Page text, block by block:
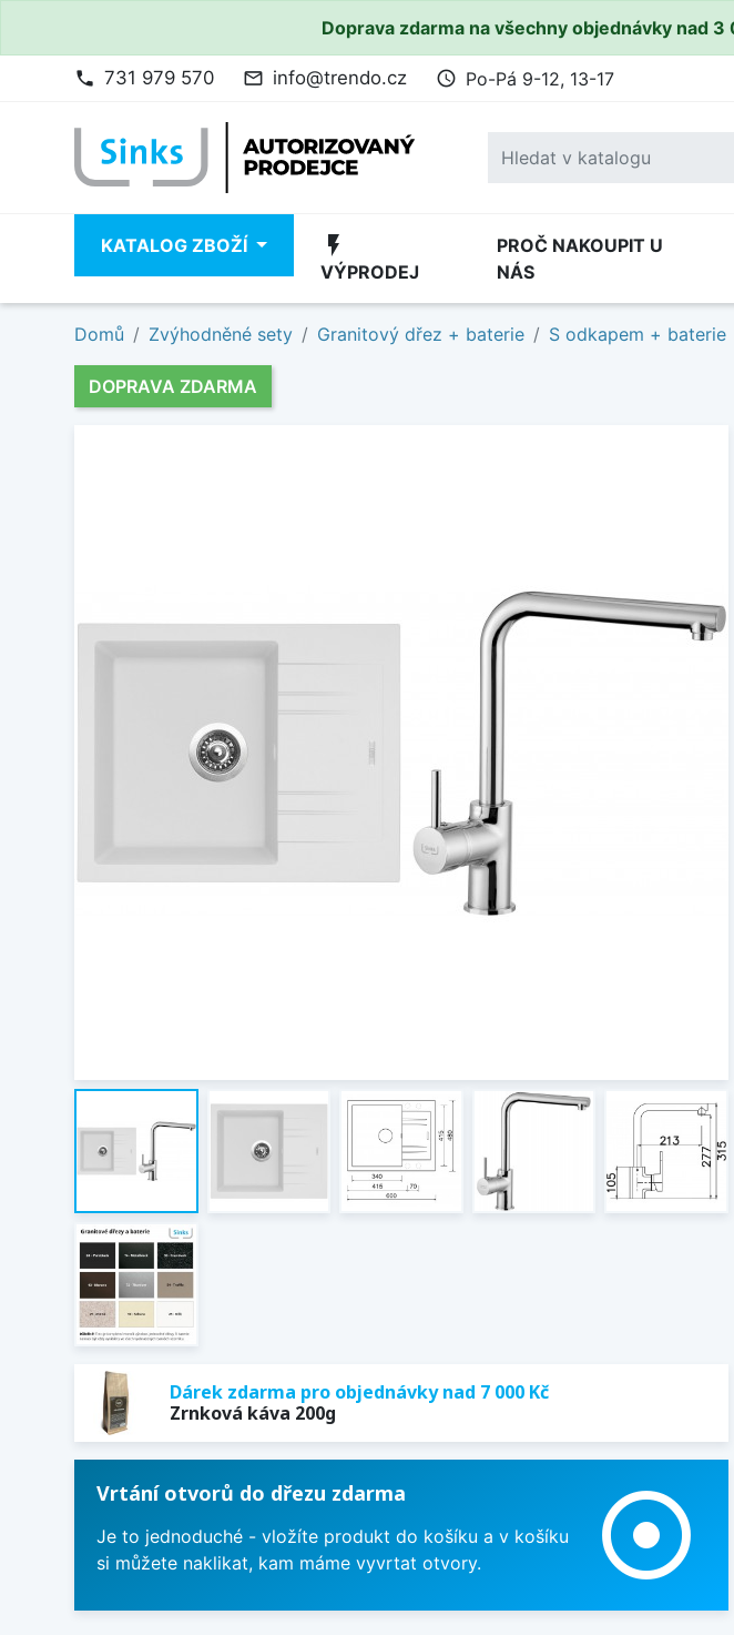
Doprava zdarma na všechny objednávky nad 3
phone 731 979 570 mail_outline info@trendo.cz access_time Po-Pá 9-12, 13-17
KATALOG ZBOŽÍ flash_on
VÝPRODEJ
PROČ NAKOUPIT U
NÁS
Domů Zvýhodněné sety Granitový dřez + baterie S odkapem + baterie
DOPRAVA ZDARMA
Dárek zdarma pro objednávky nad 7 000 Kč
Zrnková káva 200g
Vrtání otvorů do dřezu zdarma
Je to jednoduché - vložíte produkt do košíku a v košíku
si můžete naklikat, kam máme vyvrtat otvory.
adjust